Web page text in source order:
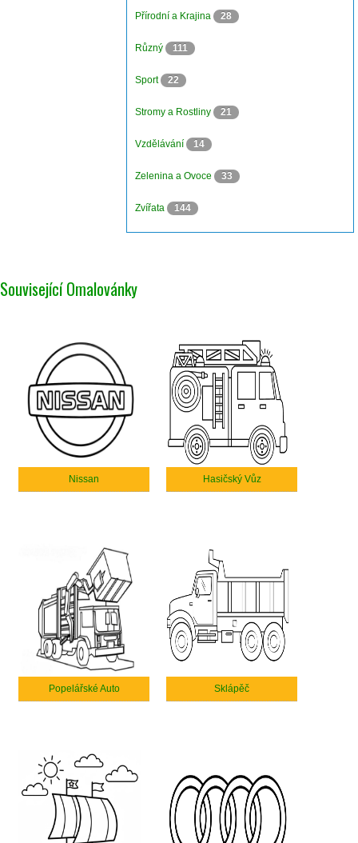
Přírodní a Krajina 28
Různý 111
Sport 22
Stromy a Rostliny 21
Vzdělávání 14
Zelenina a Ovoce 33
Zvířata 144
Související Omalovánky
Nissan Hasičský Vůz
Popelářské Auto Sklápěč